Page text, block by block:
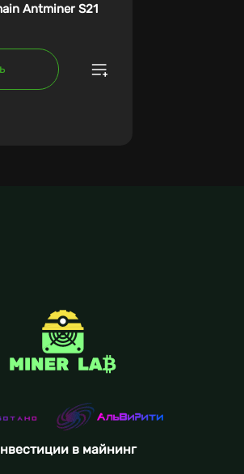
Antminer S21
в майнинг